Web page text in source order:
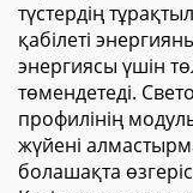
түстердің
қабілеті
энергиясы үшін
төмендетеді.
профилінің
жүйені
болашақта